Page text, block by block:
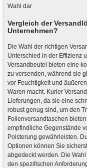
Wahl dar
Vergleich der
Unternehmen?
Die Wahl der richtigen
Unterschied in der Effizienz
Versandbeutel bieten eine
zu versenden, während sie
vor Feuchtigkeit und
Waren macht. Kurier
Lieferungen, da sie eine
robust genug sind, um den
Folienversandtaschen
empfindliche Gegenstände
Polsterung gewährleisten.
Optionen können Sie
abgedeckt werden. Die
den spezifischen